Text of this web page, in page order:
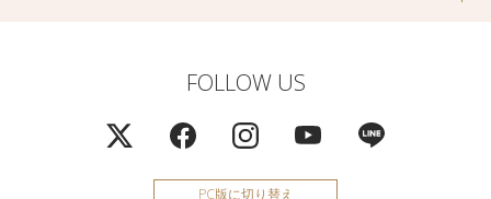
FOLLOW US
PC版に切り替え